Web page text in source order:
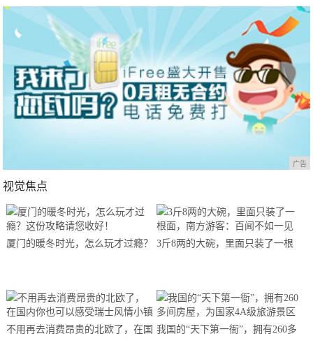
广告
视觉焦点
厦门的暖冬时光，怎么玩才过瘾？
3斤8两的大碗，里面只装了一根
不用再去消费昂贵的北欧了，在国 我国的“天下第一衙”，拥有260多